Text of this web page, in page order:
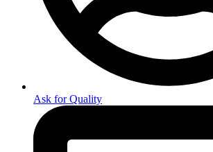
Ask for Quality